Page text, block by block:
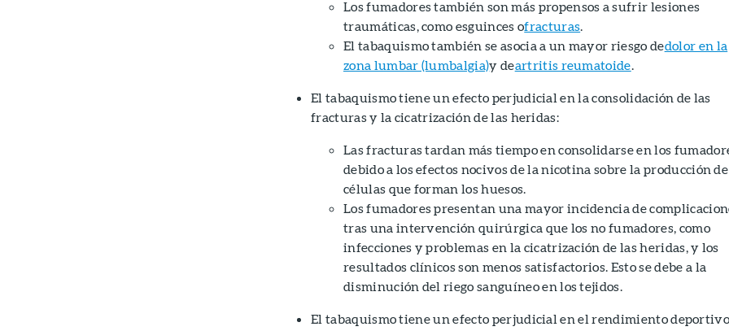
Los fumadores también son más propensos a sufrir lesiones
traumáticas, como esguinces ofracturas.
El tabaquismo también se asocia a un mayor riesgo dedolor en la
zona lumbar (lumbalgia)y deartritis reumatoide.
El tabaquismo tiene un efecto perjudicial en la consolidación de las
fracturas y la cicatrización de las heridas:
Las fracturas tardan más tiempo en consolidarse en los
debido a los efectos nocivos de la nicotina sobre la producción
células que forman los huesos.
Los fumadores presentan una mayor incidencia de
tras una intervención quirúrgica que los no fumadores, como
infecciones y problemas en la cicatrización de las heridas, y los
resultados clínicos son menos satisfactorios. Esto se debe a la
disminución del riego sanguíneo en los tejidos.
El tabaquismo tiene un efecto perjudicial en el rendimiento